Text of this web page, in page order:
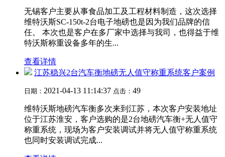
无锡客户主要从事食品加工及工程材料制造，这次选择
维特沃斯SC-150t-2台电子地磅也是因为我们品牌的信
任。 本次也是客户在多厂家中选择与我司，也得益于维
特沃斯称重设备多年的生...
查看详情
江苏稳兴2台汽车衡地磅无人值守称重系统客户案例
日期： 2021-04-13 11:14:37 点击： 49
维特沃斯地磅汽车衡多次来到江苏，本次客户安装地址
位于江苏淮安，客户选购的是2台地磅汽车衡+无人值守
称重系统，现场为客户安装调试并将无人值守称重系统
也同时安装调试完成...